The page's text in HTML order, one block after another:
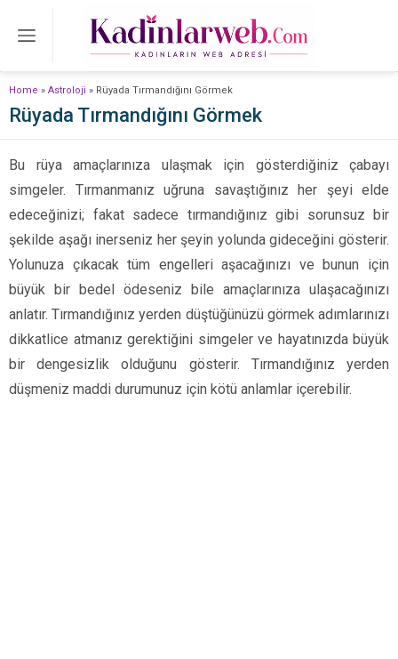
Home » Astroloji » Rüyada Tırmandığını Görmek
Rüyada Tırmandığını Görmek
Bu rüya amaçlarınıza ulaşmak için gösterdiğiniz çabayı
simgeler. Tırmanmanız uğruna savaştığınız her şeyi elde
edeceğinizi; fakat sadece tırmandığınız gibi sorunsuz bir
şekilde aşağı inerseniz her şeyin yolunda gideceğini gösterir.
Yolunuza çıkacak tüm engelleri aşacağınızı ve bunun için
büyük bir bedel ödeseniz bile amaçlarınıza ulaşacağınızı
anlatır. Tırmandığınız yerden düştüğünüzü görmek adımlarınızı
dikkatlice atmanız gerektiğini simgeler ve hayatınızda büyük
bir dengesizlik olduğunu gösterir. Tırmandığınız yerden
düşmeniz maddi durumunuz için kötü anlamlar içerebilir.